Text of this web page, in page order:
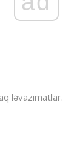
ləvazimatlar.